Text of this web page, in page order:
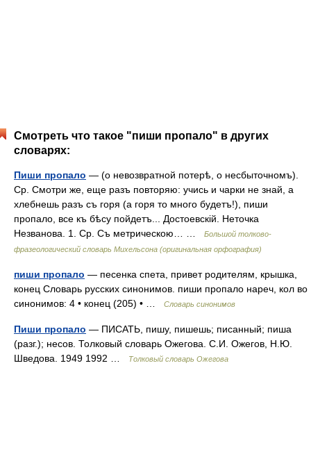
Смотреть что такое "пиши пропало" в других
словарях:
Пиши пропало — (о невозвратной потерѣ, о несбыточномъ).
Ср. Смотри же, еще разъ повторяю: учись и чарки не знай, а
хлебнешь разъ съ горя (а горя то много будетъ!), пиши
пропало, все къ бѣсу пойдетъ... Достоевскій. Неточка
Незванова. 1. Ср. Съ метрическою… …
Большой толково-
фразеологический словарь Михельсона (оригинальная орфография)
пиши пропало — песенка спета, привет родителям, крышка,
конец Словарь русских синонимов. пиши пропало нареч, кол во
синонимов: 4 • конец (205) • …
Словарь синонимов
Пиши пропало — ПИСАТЬ, пишу, пишешь; писанный; пиша
(разг.); несов. Толковый словарь Ожегова. С.И. Ожегов, Н.Ю.
Шведова. 1949 1992 …
Толковый словарь Ожегова